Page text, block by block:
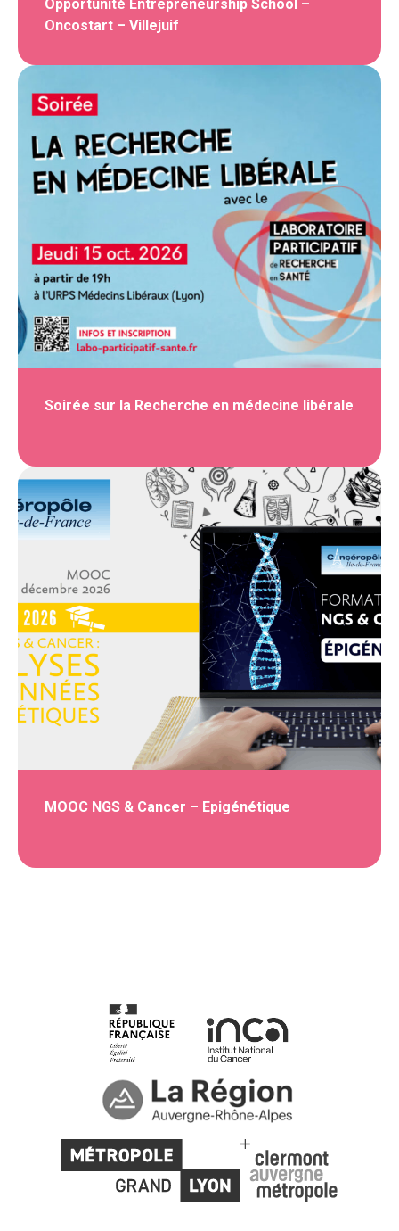
Opportunité Entrepreneurship School –
Oncostart – Villejuif
Soirée sur la Recherche en médecine libérale
MOOC NGS & Cancer – Epigénétique